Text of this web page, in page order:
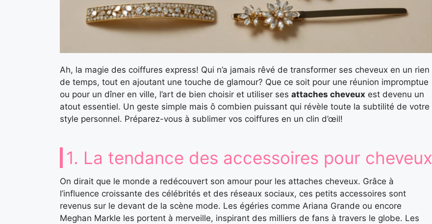
Ah, la magie des coiffures express! Qui n’a jamais rêvé de transformer ses cheveux en un rien
de temps, tout en ajoutant une touche de glamour? Que ce soit pour une réunion impromptue
ou pour un dîner en ville, l’art de bien choisir et utiliser ses attaches cheveux est devenu un
atout essentiel. Un geste simple mais ô combien puissant qui révèle toute la subtilité de votre
style personnel. Préparez-vous à sublimer vos coiffures en un clin d’œil!
1. La tendance des accessoires pour cheveux
On dirait que le monde a redécouvert son amour pour les attaches cheveux. Grâce à
l’influence croissante des célébrités et des réseaux sociaux, ces petits accessoires sont
revenus sur le devant de la scène mode. Les égéries comme Ariana Grande ou encore
Meghan Markle les portent à merveille, inspirant des milliers de fans à travers le globe. Les